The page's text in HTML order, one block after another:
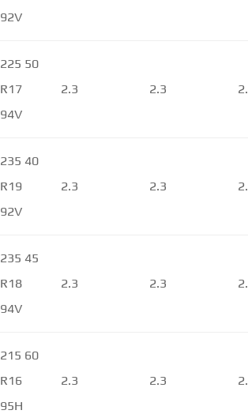
92V
225 50
R17
94V
2.3 2.3
235 40
R19
92V
2.3 2.3
235 45
R18
94V
2.3 2.3
215 60
R16
95H
2.3 2.3